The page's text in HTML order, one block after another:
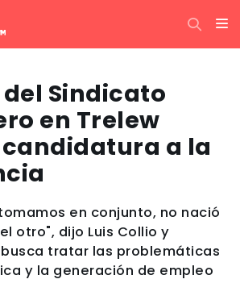
Sindicato
en Trelew
a la
en conjunto, no nació
otro", dijo Luis Collio y
tratar las problemáticas
y la generación de empleo